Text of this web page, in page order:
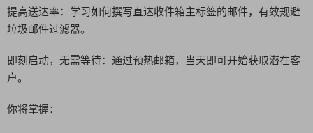
提高送达率：学习如何撰写直达收件箱主标签的邮件，有效规避
垃圾邮件过滤器。
即刻启动，无需等待：通过预热邮箱，当天即可开始获取潜在客
户。
你将掌握：